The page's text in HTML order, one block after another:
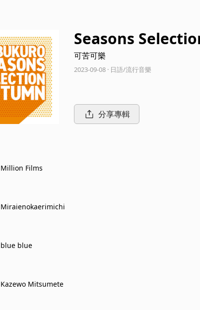
Seasons
可苦可樂
2023-09-08 · 日語/流行音樂
分享專輯
Million Films
Miraienokaerimichi
blue blue
Kazewo Mitsumete